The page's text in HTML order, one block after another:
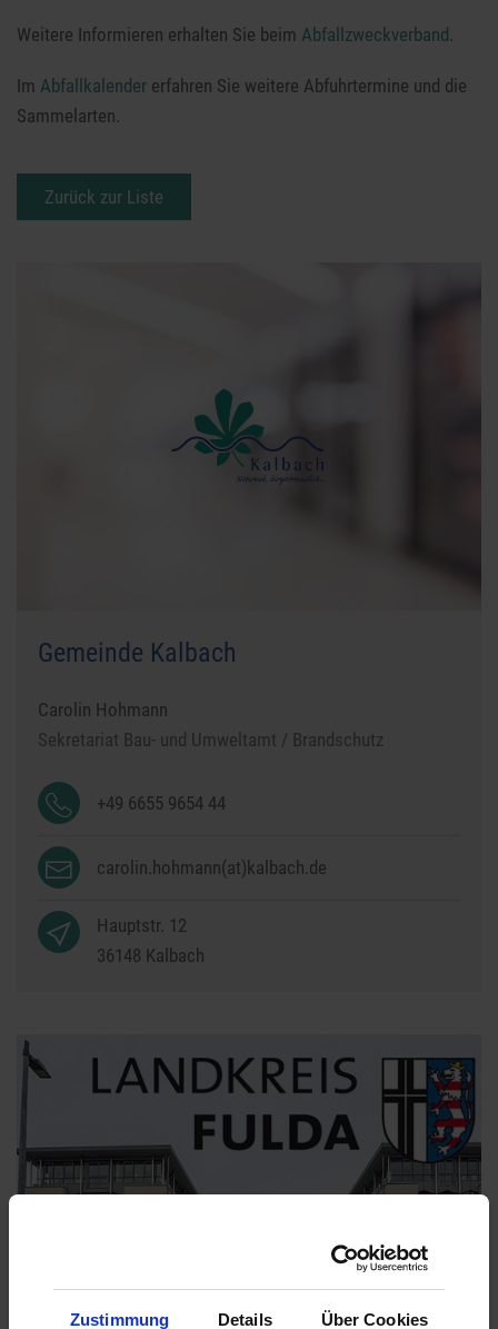
Zustimmung Details Über Cookies
Weitere Informieren erhalten Sie beim Abfallzweckverband .
Im Abfallkalender erfahren Sie weitere Abfuhrtermine und die
Sammelarten.
Zurück zur Liste
Gemeinde Kalbach
Carolin Hohmann
Sekretariat Bau- und Umweltamt / Brandschutz
+49 6655 9654 44
carolin.hohmann(at)kalbach.de
Hauptstr. 12
36148 Kalbach